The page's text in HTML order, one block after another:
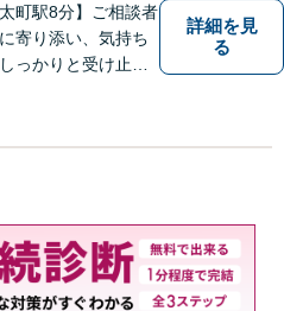
太町駅8分】ご相談者
寄り添い、気持ち
っかりと受け止め
ポートします。ど
個室で相談可】
型の法律事務所】
詳細を見
る